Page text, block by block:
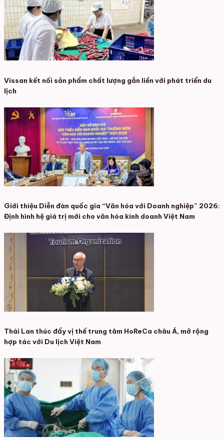
Vissan kết nối sản phẩm chất lượng gắn liền với phát triển du
lịch
Giới thiệu Diễn đàn quốc gia “Văn hóa với Doanh nghiệp” 2026:
Định hình hệ giá trị mới cho văn hóa kinh doanh Việt Nam
Thái Lan thúc đẩy vị thế trung tâm HoReCa châu Á, mở rộng
hợp tác với Du lịch Việt Nam